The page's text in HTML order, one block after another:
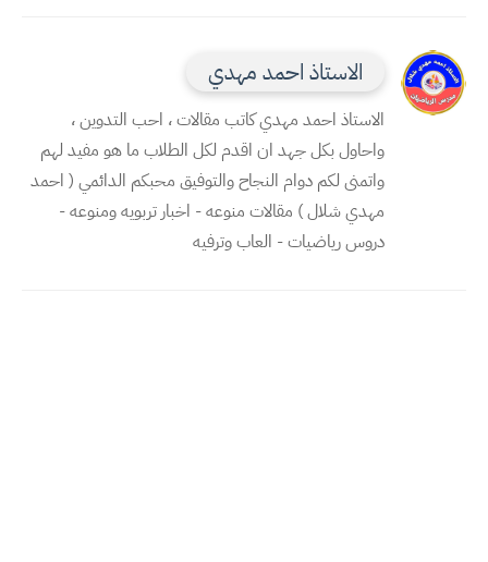
الاستاذ احمد مهدي
الاستاذ احمد مهدي كاتب مقالات ، احب التدوين ،
واحاول بكل جهد ان اقدم لكل الطلاب ما هو مفيد لهم
واتمنى لكم دوام النجاح والتوفيق محبكم الدائمي ( احمد
مهدي شلال ) مقالات منوعه - اخبار تربويه ومنوعه -
دروس رياضيات - العاب وترفيه